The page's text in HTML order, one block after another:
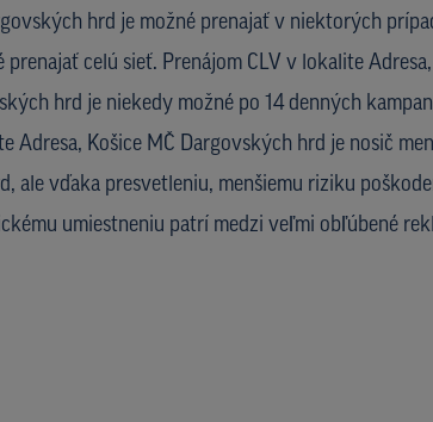
hrd je možné prenajať v niektorých
prenajať celú sieť. Prenájom CLV v lokalite
hrd je niekedy možné po 14 denných
Adresa, Košice MČ Dargovských hrd je nosič
ale vďaka presvetleniu, menšiemu riziku
umiestneniu patrí medzi veľmi obľúbené